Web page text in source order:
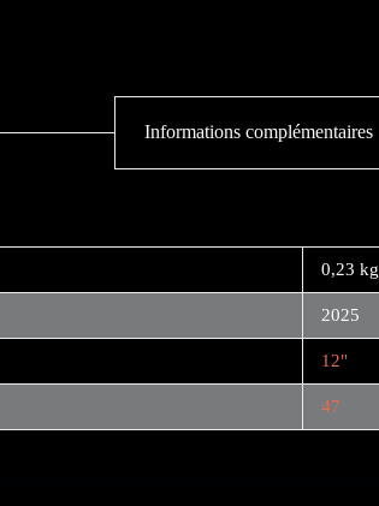
Informations complémentaires
0,23 kg
2025
12"
47